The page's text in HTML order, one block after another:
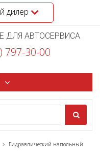
дилер
ДЛЯ АВТОСЕРВИСА
797-30-00
Гидравлический напольный